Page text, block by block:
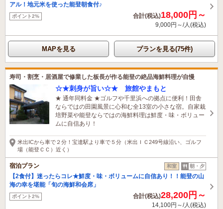
アル！地元米を使った能登朝食付♪
ポイント2% 合計(税込)18,000円～
9,000円～/人(税込)
MAPを見る プランを見る(75件)
寿司・割烹・居酒屋で修業した板長が作る能登の絶品海鮮料理が自慢
☆★刺身が旨い☆★ 旅館やまもと
★ 通年同料金 ★ゴルフや千里浜への拠点に便利！田舎
ならではの田園風景に心和む全13室の小さな宿。自家栽
培野菜や能登ならではの海鮮料理は鮮度・味・ボリュー
ムに自信あり！
米出ICから車で２分！宝達駅より車で５分（米出ＩＣ249号線沿い、ゴルフ
場（能登ＣＣ）近く）
宿泊プラン 和室 朝・夕
【2食付】迷ったらコレ★鮮度・味・ボリュームに自信あり！！能登の山
海の幸を堪能「旬の海鮮和会席」
ポイント2% 合計(税込)28,200円～
14,100円～/人(税込)